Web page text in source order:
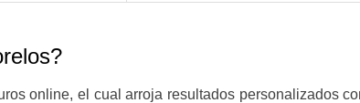
online, el cual arroja resultados personalizados